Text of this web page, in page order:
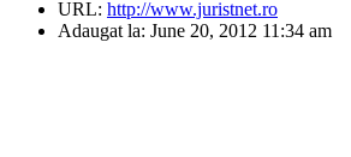
URL: http://www.juristnet.ro
Adaugat la: June 20, 2012 11:34 am